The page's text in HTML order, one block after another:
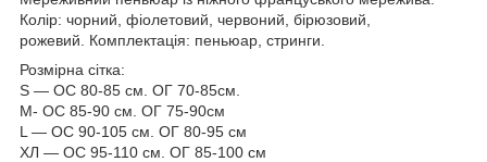
Колір: чорний, фіолетовий, червоний, бірюзовий,
рожевий. Комплектація: пеньюар, стринги.
Розмірна сітка:
S — ОС 80-85 см. ОГ 70-85см.
M- ОС 85-90 см. ОГ 75-90см
L — ОС 90-105 см. ОГ 80-95 см
ХЛ — ОС 95-110 см. ОГ 85-100 см